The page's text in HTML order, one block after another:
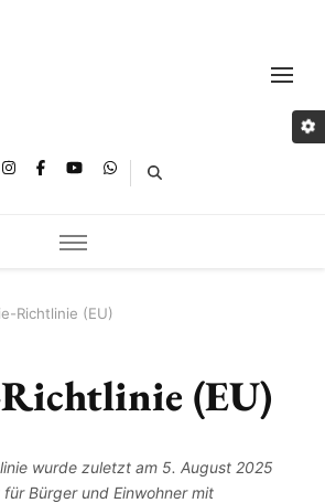
Richtlinie (EU)
(EU)
wurde zuletzt am 5. August 2025
Bürger und Einwohner mit